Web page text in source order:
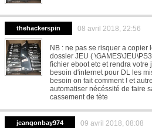
thehackerspin 08 avril 2018, 22:56
NB : ne pas se risquer a copier
dossier JEU (
fichier eboot etc et rendra
besoin d'internet pour DL les
besoin on fait comment ! et
automatiser nécéssité de faire
cassement de tète
jeangonbay974 09 avril 2018, 08:08